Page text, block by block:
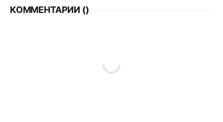
КОММЕНТАРИИ ()